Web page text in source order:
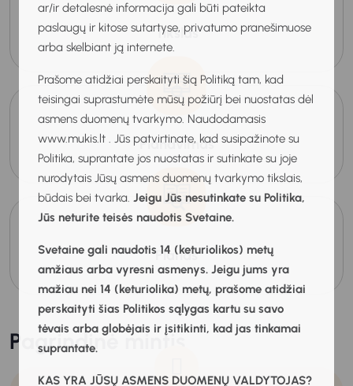
ar/ir detalesnė informacija gali būti pateikta
paslaugų ir kitose sutartyse, privatumo pranešimuose
arba skelbiant ją internete.
Prašome atidžiai perskaityti šią Politiką tam, kad
teisingai suprastumėte mūsų požiūrį bei nuostatas dėl
asmens duomenų tvarkymo. Naudodamasis
www.mukis.lt . Jūs patvirtinate, kad susipažinote su
Politika, suprantate jos nuostatas ir sutinkate su joje
nurodytais Jūsų asmens duomenų tvarkymo tikslais,
būdais bei tvarka. Jeigu Jūs nesutinkate su Politika,
Jūs neturite teisės naudotis Svetaine.
Svetaine gali naudotis 14 (keturiolikos) metų
amžiaus arba vyresni asmenys. Jeigu jums yra
mažiau nei 14 (keturiolika) metų, prašome atidžiai
perskaityti šias Politikos sąlygas kartu su savo
tėvais arba globėjais ir įsitikinti, kad jas tinkamai
suprantate.
KAS YRA JŪSŲ ASMENS DUOMENŲ VALDYTOJAS?
Tikslas
Planavimas
Planas
Pagrindinė mintis